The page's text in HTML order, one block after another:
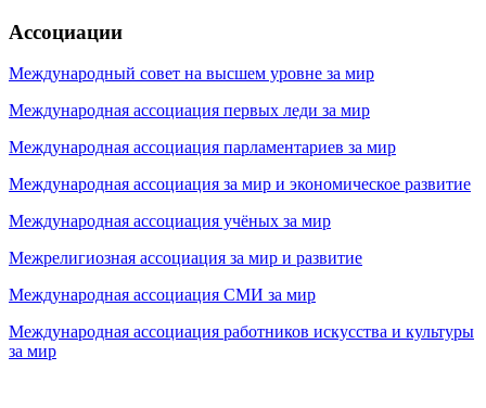
Ассоциации
Международный совет на высшем уровне за мир
Международная ассоциация первых леди за мир
Международная ассоциация парламентариев за мир
Международная ассоциация за мир и экономическое развитие
Международная ассоциация учёных за мир
Межрелигиозная ассоциация за мир и развитие
Международная ассоциация СМИ за мир
Международная ассоциация работников искусства и культуры
за мир